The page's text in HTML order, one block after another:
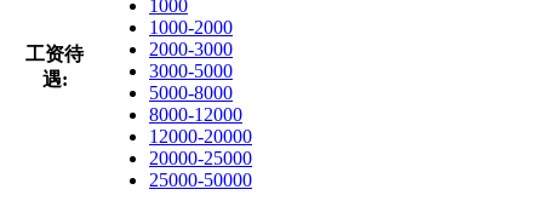
工资待
遇:
1000
1000-2000
2000-3000
3000-5000
5000-8000
8000-12000
12000-20000
20000-25000
25000-50000